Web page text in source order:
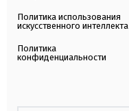
Политика использования
искусственного интеллекта
Политика
конфиденциальности